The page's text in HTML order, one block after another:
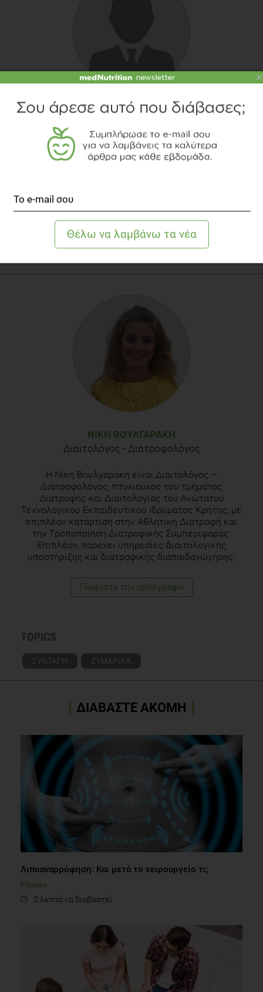
ΑΛΈΞΗΣ ΕΠΙΘΥΜΙΆΔΗΣ
Ο Αλέξης Επιθυμίαδης είναι το πρόσωπο πίσω από
το food blog
Always Hungry
. Η μεγάλη του αγάπη
διαφορετικού blog μαγειρικής με ιδιαίτερο
χαρακτήρα. Αν θέλετε να βρείτε συνταγές που θα
σας κάνουν να ξεχωρίσετε ή παραδοσιακές
συνταγές με δημιουργική εκτέλεση, αρκεί να
επισκεφτείτε το alwayshungry.gr.
ΝΊΚΗ ΒΟΥΛΓΑΡΆΚΗ
Διαιτολόγος - Διατροφολόγος
Η Νίκη Βουλγαράκη είναι Διαιτολόγος –
Διατροφολόγος, πτυχιούχος του τμήματος
Διατροφής και Διαιτολογίας του Ανώτατου
Τεχνολογικού Εκπαιδευτικού Ιδρύματος Κρήτης, με
επιπλέον κατάρτιση στην Αθλητική Διατροφή και
την Τροποποίηση Διατροφικής Συμπεριφοράς.
Επιπλέον, παρέχει υπηρεσίες διαιτολογικής
υποστήριξης και διατροφικής διαπαιδαγώγησης.
Γνωρίστε την αρθογράφο
TOPICS
ΣΥΝΤΑΓΗ ΖΥΜΑΡΙΚΑ
ΔΙΑΒΑΣΤΕ ΑΚΟΜΗ
Λιποαναρρόφηση: Και μετά το χειρουργείο τι;
Fitness
2 λεπτά να διαβαστεί
×